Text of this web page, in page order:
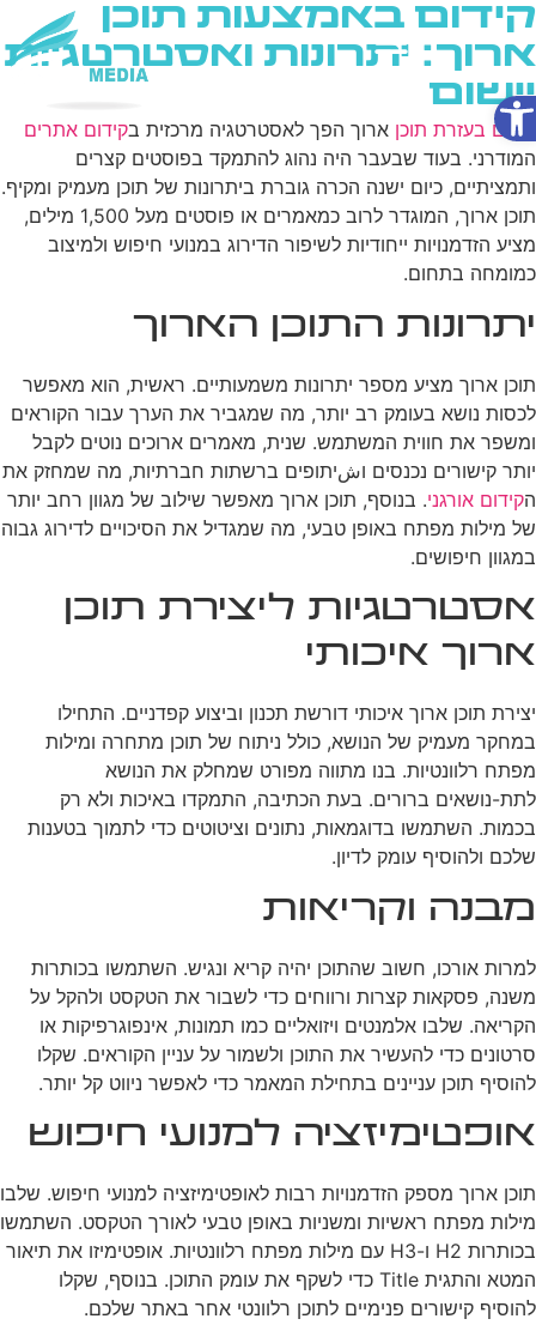
פתח סרגל נגישות
קידום באמצעות תוכן
ארוך: יתרונות ואסטרטגיות
יישום
קידום בעזרת תוכן ארוך הפך לאסטרטגיה מרכזית בקידום אתרים
המודרני. בעוד שבעבר היה נהוג להתמקד בפוסטים קצרים
ותמציתיים, כיום ישנה הכרה גוברת ביתרונות של תוכן מעמיק ומקיף.
תוכן ארוך, המוגדר לרוב כמאמרים או פוסטים מעל 1,500 מילים,
מציע הזדמנויות ייחודיות לשיפור הדירוג במנועי חיפוש ולמיצוב
כמומחה בתחום.
יתרונות התוכן הארוך
תוכן ארוך מציע מספר יתרונות משמעותיים. ראשית, הוא מאפשר
לכסות נושא בעומק רב יותר, מה שמגביר את הערך עבור הקוראים
ומשפר את חווית המשתמש. שנית, מאמרים ארוכים נוטים לקבל
יותר קישורים נכנסים וشיתופים ברשתות חברתיות, מה שמחזק את
הקידום אורגני. בנוסף, תוכן ארוך מאפשר שילוב של מגוון רחב יותר
של מילות מפתח באופן טבעי, מה שמגדיל את הסיכויים לדירוג גבוה
במגוון חיפושים.
אסטרטגיות ליצירת תוכן
ארוך איכותי
יצירת תוכן ארוך איכותי דורשת תכנון וביצוע קפדניים. התחילו
במחקר מעמיק של הנושא, כולל ניתוח של תוכן מתחרה ומילות
מפתח רלוונטיות. בנו מתווה מפורט שמחלק את הנושא
לתת-נושאים ברורים. בעת הכתיבה, התמקדו באיכות ולא רק
בכמות. השתמשו בדוגמאות, נתונים וציטוטים כדי לתמוך בטענות
שלכם ולהוסיף עומק לדיון.
מבנה וקריאות
למרות אורכו, חשוב שהתוכן יהיה קריא ונגיש. השתמשו בכותרות
משנה, פסקאות קצרות ורווחים כדי לשבור את הטקסט ולהקל על
הקריאה. שלבו אלמנטים ויזואליים כמו תמונות, אינפוגרפיקות או
סרטונים כדי להעשיר את התוכן ולשמור על עניין הקוראים. שקלו
להוסיף תוכן עניינים בתחילת המאמר כדי לאפשר ניווט קל יותר.
אופטימיזציה למנועי חיפוש
תוכן ארוך מספק הזדמנויות רבות לאופטימיזציה למנועי חיפוש. שלבו
מילות מפתח ראשיות ומשניות באופן טבעי לאורך הטקסט. השתמשו
בכותרות H2 ו-H3 עם מילות מפתח רלוונטיות. אופטימיזו את תיאור
המטא והתגית Title כדי לשקף את עומק התוכן. בנוסף, שקלו
להוסיף קישורים פנימיים לתוכן רלוונטי אחר באתר שלכם.